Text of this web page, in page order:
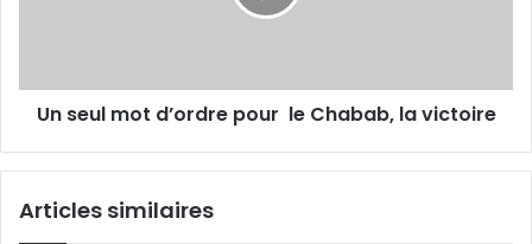
Un seul mot d’ordre pour le Chabab, la victoire
Articles similaires